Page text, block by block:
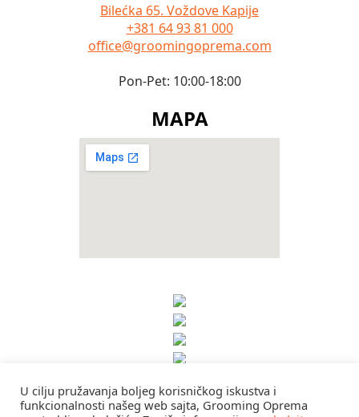
Bilećka 65. Voždove Kapije
+381 64 93 81 000
office@groomingoprema.com
Pon-Pet: 10:00-18:00
MAPA
U cilju pružavanja boljeg korisničkog iskustva i
funkcionalnosti našeg web sajta, Grooming Oprema